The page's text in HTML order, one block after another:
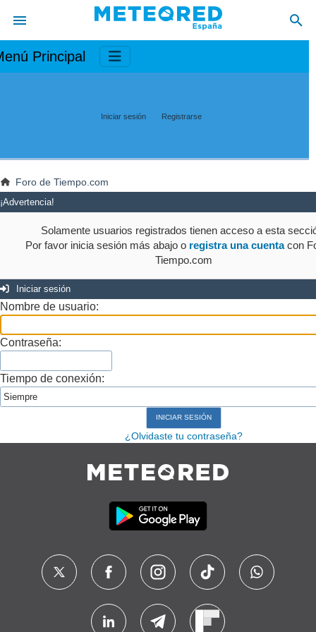
Principal
Iniciar sesión Registrarse
Foro de Tiempo.com
¡Advertencia!
Solamente usuarios registrados tienen acceso a esta
Por favor inicia sesión más abajo o registra una cuentacon
Tiempo.com
Iniciar sesión
Nombre de usuario:
Contraseña:
Tiempo de conexión:
¿Olvidaste tu contraseña?